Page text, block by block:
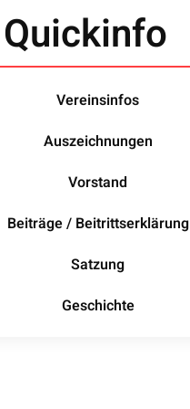
Quickinfo
Vereinsinfos
Auszeichnungen
Vorstand
Beiträge / Beitrittserklärung
Satzung
Geschichte